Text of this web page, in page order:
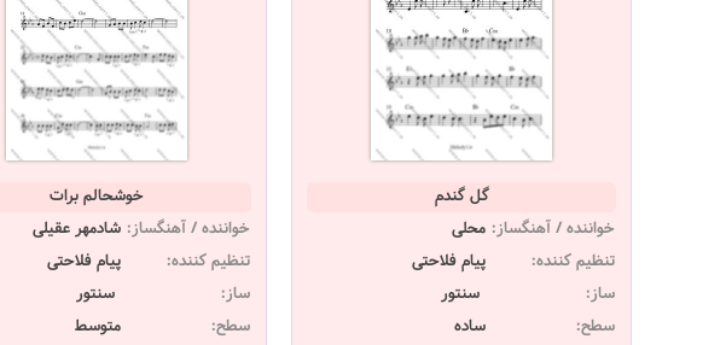
گل گندم
خواننده / آهنگساز: محلی
تنظیم کننده:
پیام فلاحتی
ساز:
سنتور
سطح:
ساده
خوشحالم برات
خواننده / آهنگساز: شادمهر عقیلی
تنظیم کننده:
پیام فلاحتی
ساز:
سنتور
سطح:
متوسط